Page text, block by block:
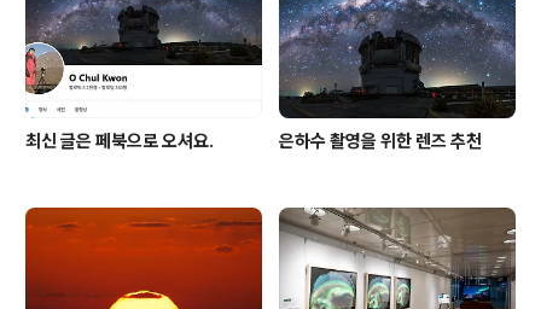
찾으면 된다. 해가 지고 별이 보인다 싶더니 이내 구름이 몰
려왔다.
최신 글은 페북으로 오셔요. 은하수 촬영을 위한 렌즈 추천